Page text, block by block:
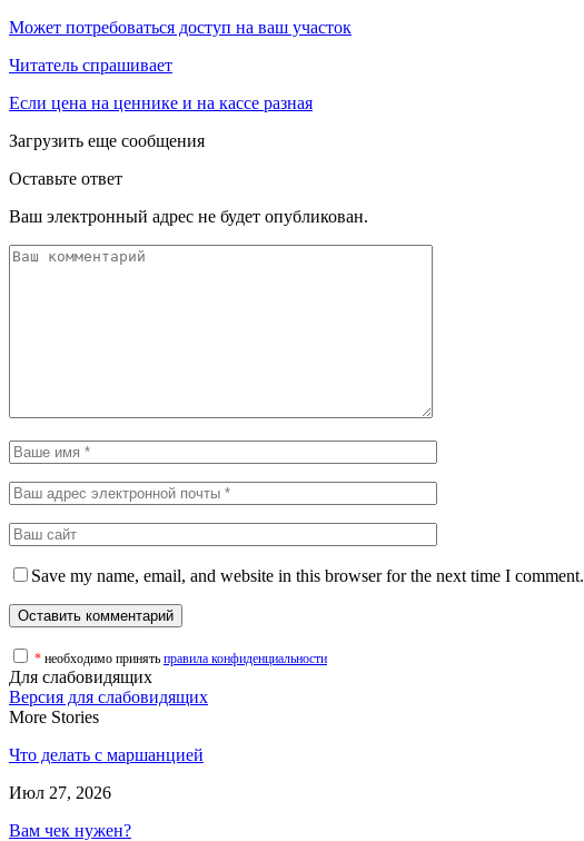
Может потребоваться доступ на ваш участок
Читатель спрашивает
Если цена на ценнике и на кассе разная
Загрузить еще сообщения
Оставьте ответ
Ваш электронный адрес не будет опубликован.
Save my name, email, and website in this browser for the next time I comment.
* необходимо принять правила конфиденциальности
Для слабовидящих
Версия для слабовидящих
More Stories
Что делать с маршанцией
Июл 27, 2026
Вам чек нужен?